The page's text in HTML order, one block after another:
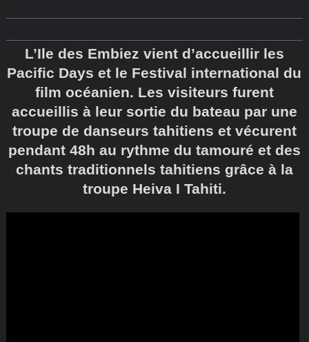
L’Ile des Embiez vient d’accueillir les
Pacific Days et le Festival international du
film océanien. Les visiteurs furent
accueillis à leur sortie du bateau par une
troupe de danseurs tahitiens et vécurent
pendant 48h au rythme du tamouré et des
chants traditionnels tahitiens grâce à la
troupe Heiva I Tahiti.